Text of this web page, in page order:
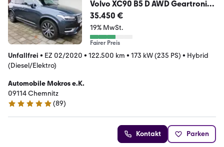
Volvo XC90 B5 D AWD Geartronic
Inscription Panorama Le
35.450 €
19% MwSt.
Fairer Preis
Unfallfrei • EZ 02/2020 • 122.500 km • 173 kW (235 PS) • Hybrid
(Diesel/Elektro)
Automobile Mokros e.K.
09114 Chemnitz
5 Sterne
(89)
Kontakt Parken